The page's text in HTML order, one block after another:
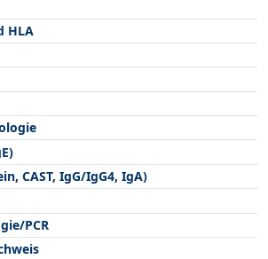
HLA
CAST, IgG/IgG4, IgA)
PCR